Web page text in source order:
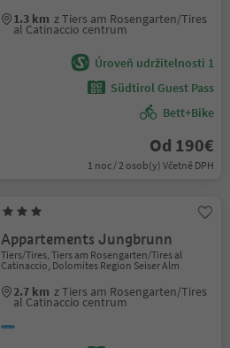
1.3 km z Tiers am Rosengarten/Tires
al Catinaccio centrum
Úroveň udržitelnosti 1
Südtirol Guest Pass
Bett+Bike
Od 190€
1 noc / 2 osob(y) Včetně DPH
Appartements Jungbrunn
Tiers/Tires, Tiers am Rosengarten/Tires al
Catinaccio, Dolomites Region Seiser Alm
2.7 km z Tiers am Rosengarten/Tires
al Catinaccio centrum